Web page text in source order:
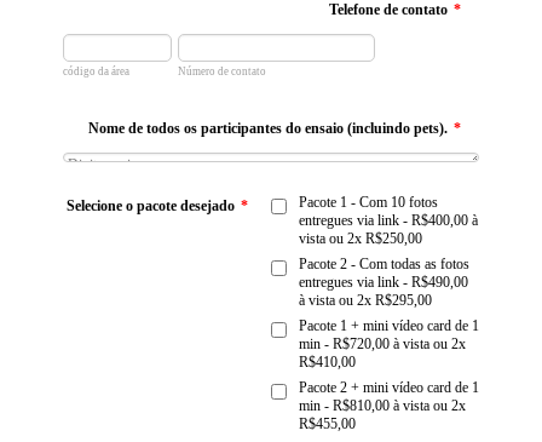
Telefone de contato *
código da área Número de contato
Nome de todos os participantes do ensaio (incluindo pets). *
Selecione o pacote desejado *
Pacote 1 - Com 10 fotos
entregues via link - R$400,00 à
vista ou 2x R$250,00
Pacote 2 - Com todas as fotos
entregues via link - R$490,00
à vista ou 2x R$295,00
Pacote 1 + mini vídeo card de 1
min - R$720,00 à vista ou 2x
R$410,00
Pacote 2 + mini vídeo card de 1
min - R$810,00 à vista ou 2x
R$455,00